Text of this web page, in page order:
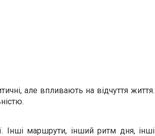
але впливають на відчуття життя.
Інші маршрути, інший ритм дня, інші